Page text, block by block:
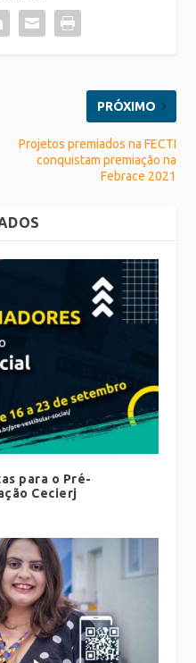
PRÓXIMO
Projetos premiados na FECTI
conquistam premiação na
Febrace 2021
para o Pré-
Cecierj